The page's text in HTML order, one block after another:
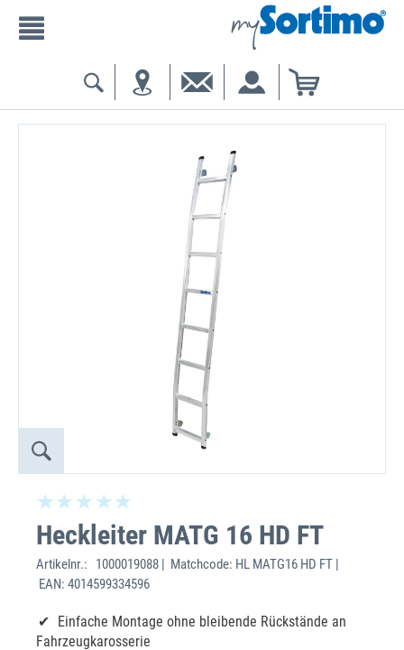
Heckleiter MATG 16 HD FT
Artikelnr.:
1000019088 | Matchcode: HL MATG16 HD FT |
EAN: 4014599334596
Einfache Montage ohne bleibende Rückstände an
Fahrzeugkarosserie